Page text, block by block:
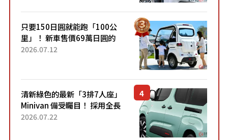
只要150日圓就能跑「100公
里」！ 新車售價69萬日圓的
「3人座」Trike大受歡迎！ 順
2026.07.12
清新綠色的最新「3排7人座」
Minivan 備受矚目！ 採用全長
4.7公尺剛剛好的車身尺寸與
2026.07.22